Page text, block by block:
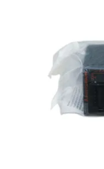
KASUS
QUOTE